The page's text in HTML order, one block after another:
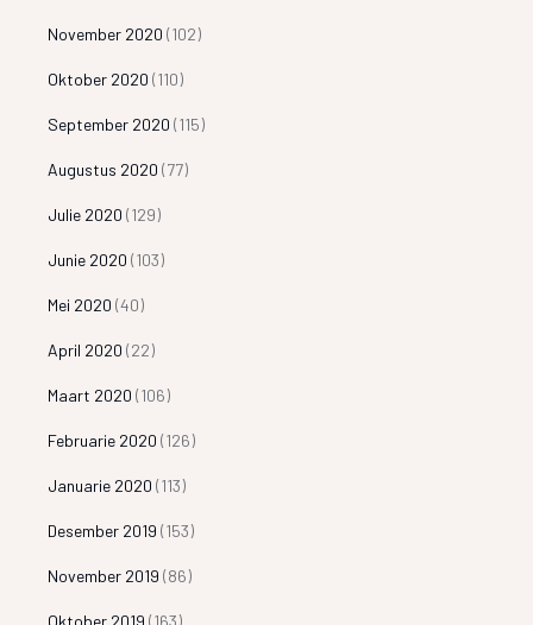
November 2020 (102)
Oktober 2020 (110)
September 2020 (115)
Augustus 2020 (77)
Julie 2020 (129)
Junie 2020 (103)
Mei 2020 (40)
April 2020 (22)
Maart 2020 (106)
Februarie 2020 (126)
Januarie 2020 (113)
Desember 2019 (153)
November 2019 (86)
Oktober 2019 (163)